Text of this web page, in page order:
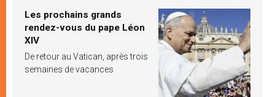
Les prochains grands
rendez-vous du pape Léon
XIV
De retour au Vatican, après trois
semaines de vacances